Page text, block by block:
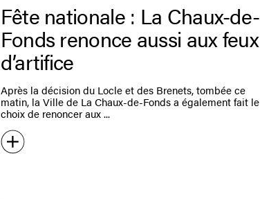
Fête nationale : La Chaux-de-
Fonds renonce aussi aux feux
d’artifice
Après la décision du Locle et des Brenets, tombée ce
matin, la Ville de La Chaux-de-Fonds a également fait le
choix de renoncer aux